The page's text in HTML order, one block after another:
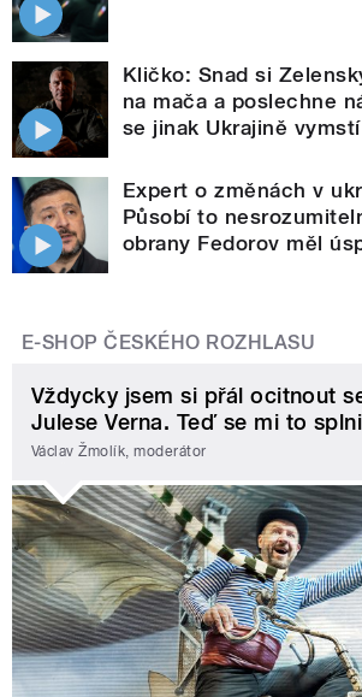
Kličko: Snad si
na mača a poslechne
se jinak Ukrajině vymstí
Expert o změnách v
Působí to
obrany Fedorov měl
E-SHOP ČESKÉHO ROZHLASU
Vždycky jsem si přál ocitnout
Julese Verna. Teď se mi to
Václav Žmolík, moderátor